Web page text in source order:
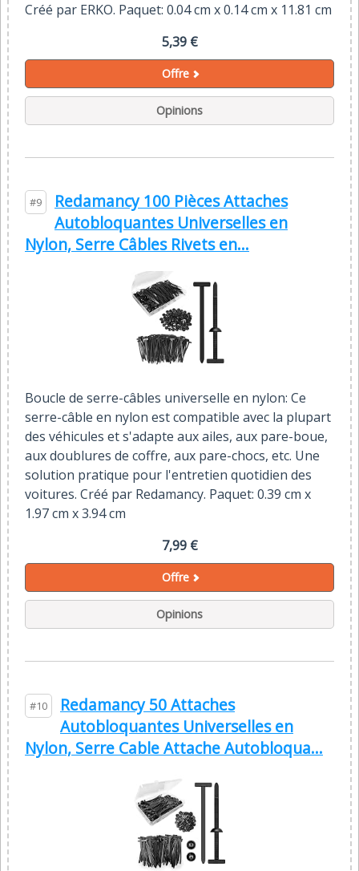
Créé par ERKO. Paquet: 0.04 cm x 0.14 cm x 11.81 cm
5,39 €
Offre
Opinions
#9
Redamancy 100 Pièces Attaches
Autobloquantes Universelles en
Nylon, Serre Câbles Rivets en...
Boucle de serre-câbles universelle en nylon: Ce
serre-câble en nylon est compatible avec la plupart
des véhicules et s'adapte aux ailes, aux pare-boue,
aux doublures de coffre, aux pare-chocs, etc. Une
solution pratique pour l'entretien quotidien des
voitures. Créé par Redamancy. Paquet: 0.39 cm x
1.97 cm x 3.94 cm
7,99 €
Offre
Opinions
#10
Redamancy 50 Attaches
Autobloquantes Universelles en
Nylon, Serre Cable Attache Autobloqua...